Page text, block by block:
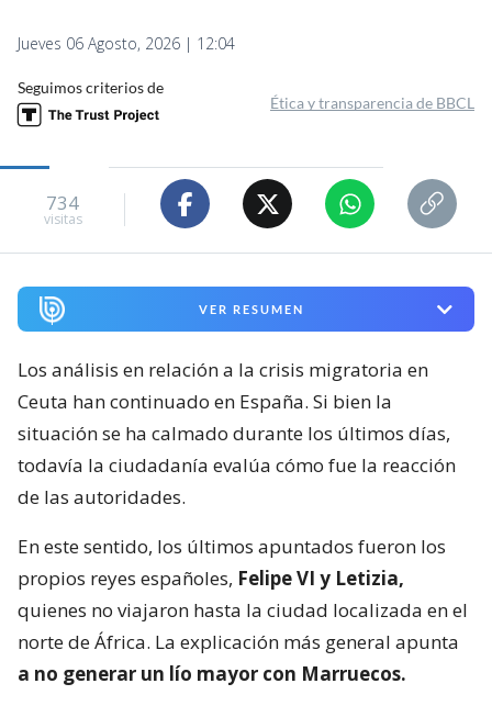
Jueves 06 Agosto, 2026 | 12:04
Seguimos criterios de
Ética y transparencia de BBCL
734
visitas
VER RESUMEN
Los análisis en relación a la crisis migratoria en
Ceuta han continuado en España. Si bien la
situación se ha calmado durante los últimos días,
todavía la ciudadanía evalúa cómo fue la reacción
de las autoridades.
En este sentido, los últimos apuntados fueron los
propios reyes españoles, Felipe VI y Letizia,
quienes no viajaron hasta la ciudad localizada en el
norte de África. La explicación más general apunta
a no generar un lío mayor con Marruecos.